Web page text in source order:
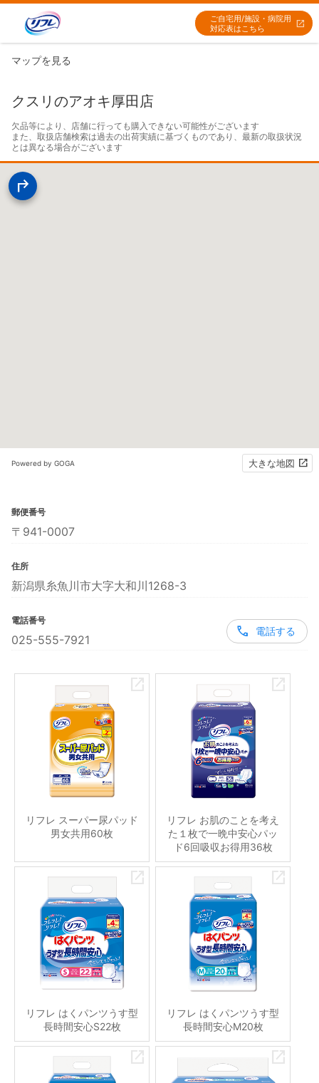
ご自宅用/施設・病院用
対応表はこちら
マップを見る
クスリのアオキ厚田店
欠品等により、店舗に行っても購入できない可能性がございます
また、取扱店舗検索は過去の出荷実績に基づくものであり、最新の取扱状況
とは異なる場合がございます
Powered by GOGA 大きな地図
郵便番号
〒941-0007
住所
新潟県糸魚川市大字大和川1268-3
電話番号
025-555-7921
電話する
リフレ スーパー尿パッド
男女共用60枚
リフレ お肌のことを考え
た１枚で一晩中安心パッ
ド6回吸収お得用36枚
リフレ はくパンツうす型
長時間安心S22枚
リフレ はくパンツうす型
長時間安心M20枚